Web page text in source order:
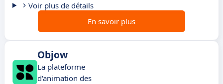
Voir plus de détails
En savoir plus
Objow
La plateforme
d'animation des